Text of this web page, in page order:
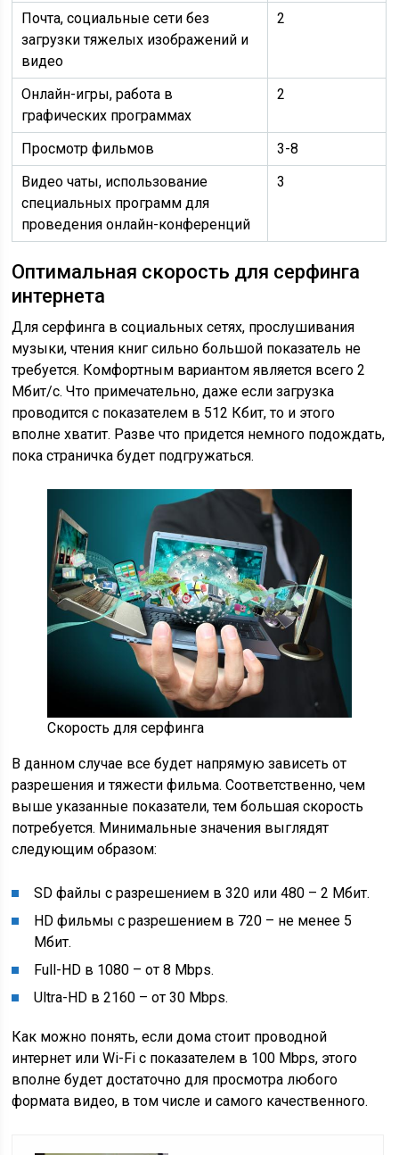
Почта, социальные сети без
загрузки тяжелых изображений и
видео
2
Онлайн-игры, работа в
графических программах
2
Просмотр фильмов
3-8
Видео чаты, использование
специальных программ для
проведения онлайн-конференций
3
Оптимальная скорость для серфинга
интернета
Для серфинга в социальных сетях, прослушивания
музыки, чтения книг сильно большой показатель не
требуется. Комфортным вариантом является всего 2
Мбит/с. Что примечательно, даже если загрузка
проводится с показателем в 512 Кбит, то и этого
вполне хватит. Разве что придется немного подождать,
пока страничка будет подгружаться.
Скорость для серфинга
В данном случае все будет напрямую зависеть от
разрешения и тяжести фильма. Соответственно, чем
выше указанные показатели, тем большая скорость
потребуется. Минимальные значения выглядят
следующим образом:
SD файлы с разрешением в 320 или 480 – 2 Мбит.
HD фильмы с разрешением в 720 – не менее 5
Мбит.
Full-HD в 1080 – от 8 Mbps.
Ultra-HD в 2160 – от 30 Mbps.
Как можно понять, если дома стоит проводной
интернет или Wi-Fi с показателем в 100 Mbps, этого
вполне будет достаточно для просмотра любого
формата видео, в том числе и самого качественного.